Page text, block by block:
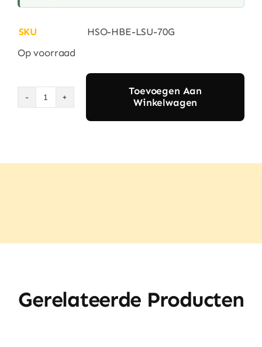
SKU
HSO-HBE-LSU-70G
Op voorraad
2-
Little
Sunshine
Toevoegen Aan
Winkelwagen
Gerelateerde Producten